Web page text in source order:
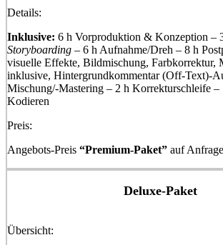
Details:
Inklusive: 6 h Vorproduktion & Konzeption –
Storyboarding – 6 h Aufnahme/Dreh – 8 h
visuelle Effekte, Bildmischung, Farbkorrektur,
inklusive, Hintergrundkommentar (Off-Text)-
Mischung/-Mastering – 2 h Korrekturschleife
Kodieren
Preis:
Angebots-Preis “Premium-Paket” auf Anfrage
Deluxe-Paket
Übersicht: